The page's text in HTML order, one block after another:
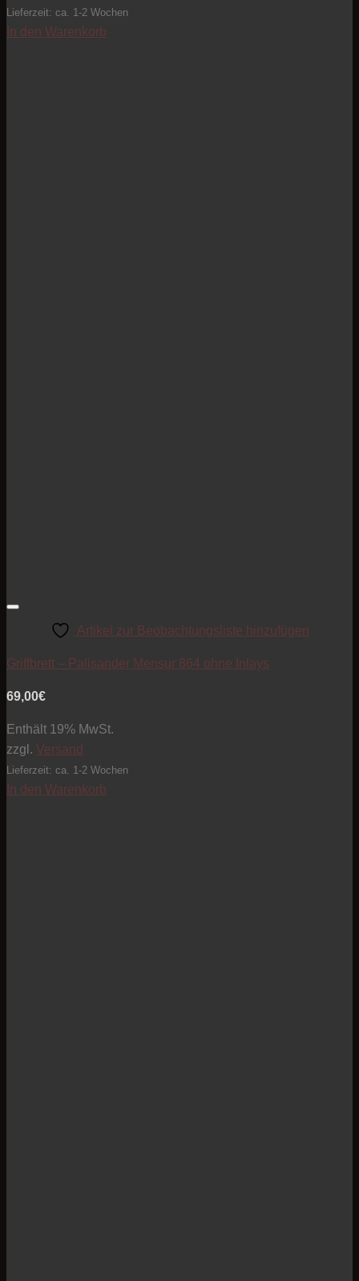
Lieferzeit: ca. 1-2 Wochen
In den Warenkorb
Artikel zur Beobachtungsliste hinzufügen
Griffbrett – Palisander Mensur 864 ohne Inlays
69,00€
Enthält 19% MwSt.
zzgl. Versand
Lieferzeit: ca. 1-2 Wochen
In den Warenkorb